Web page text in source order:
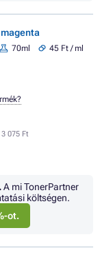
70ml
45 Ft / ml
3 075 Ft
A mi TonerPartner
költségen.
ot.